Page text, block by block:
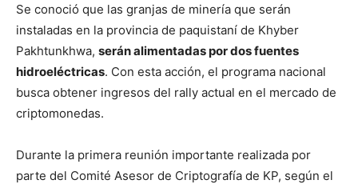
Se conoció que las granjas de minería que serán
instaladas en la provincia de paquistaní de Khyber
Pakhtunkhwa, serán alimentadas por dos fuentes
hidroeléctricas. Con esta acción, el programa nacional
busca obtener ingresos del rally actual en el mercado de
criptomonedas.
Durante la primera reunión importante realizada por
parte del Comité Asesor de Criptografía de KP, según el